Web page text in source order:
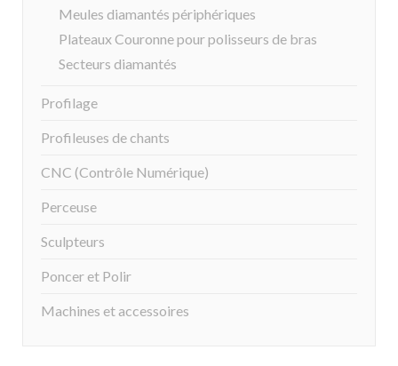
Meules diamantés périphériques
Plateaux Couronne pour polisseurs de bras
Secteurs diamantés
Profilage
Profileuses de chants
CNC (Contrôle Numérique)
Perceuse
Sculpteurs
Poncer et Polir
Machines et accessoires